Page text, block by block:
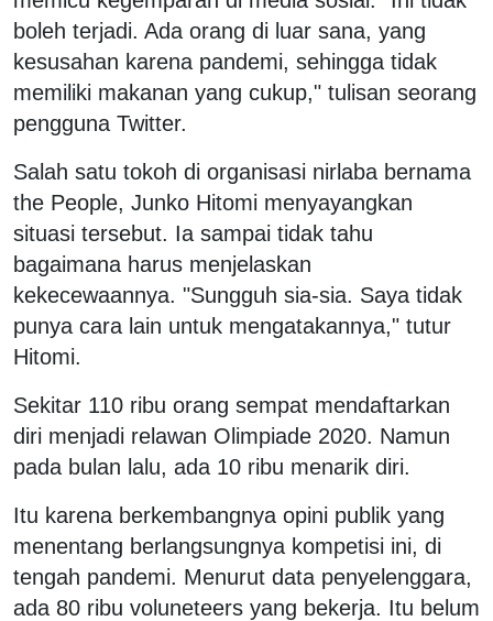
boleh terjadi. Ada orang di luar sana, yang
kesusahan karena pandemi, sehingga tidak
memiliki makanan yang cukup," tulisan seorang
pengguna Twitter.
Salah satu tokoh di organisasi nirlaba bernama
the People, Junko Hitomi menyayangkan
situasi tersebut. Ia sampai tidak tahu
bagaimana harus menjelaskan
kekecewaannya. "Sungguh sia-sia. Saya tidak
punya cara lain untuk mengatakannya," tutur
Hitomi.
Sekitar 110 ribu orang sempat mendaftarkan
diri menjadi relawan Olimpiade 2020. Namun
pada bulan lalu, ada 10 ribu menarik diri.
Itu karena berkembangnya opini publik yang
menentang berlangsungnya kompetisi ini, di
tengah pandemi. Menurut data penyelenggara,
ada 80 ribu voluneteers yang bekerja. Itu belum